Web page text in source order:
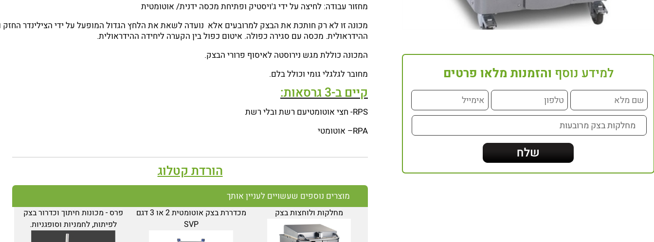
מחזור עבודה: לחיצה על ידי ג'ויסטיק ופתיחת מכסה ידנית/ אוטומטית
מכונה זו לא רק חותכת את הבצק למרובעים אלא נועדה לשאת את הלחץ הגדול המופעל על ידי הצילינדר החזק
ההידראולית. מכסה עם סגירה כפולה. איטום כפול בין הקערה ליחידה ההידראולית.
המכונה כוללת מגש נירוסטה לאיסוף פרורי הבצק.
מחובר לגלגלי גומי וכולל בלם.
קיים ב-3 גרסאות:
RPS- חצי אוטומטיעם רשת ובלי רשת
RPA– אוטומטי
הורדת קטלוג
מוצרים נוספים שעשויים לעניין אותך
מחלקות ולוחצות בצק
מכדררת בצק אוטומטית 2 או 3 דגם
SVP
פרס - מכונות חיתוך וכדרור בצק
לפיתות, לחמניות וסופגניות.
למידע נוסף והזמנות מלאו פרטים